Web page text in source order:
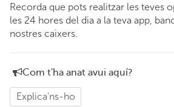
Recorda que pots realitzar les teves
les 24 hores del dia a la teva app,
nostres caixers.
Com t'ha anat avui aquí?
Explica'ns-ho